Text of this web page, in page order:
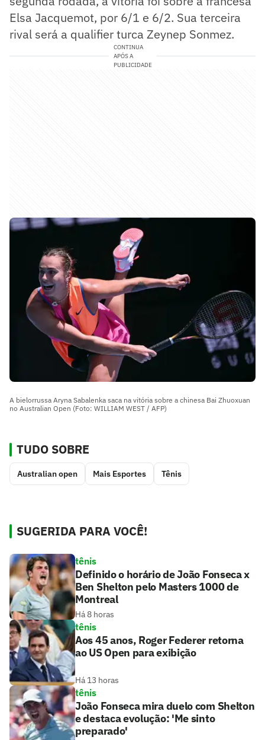
Elsa Jacquemot, por 6/1 e 6/2. Sua terceira
rival será a qualifier turca Zeynep Sonmez.
CONTINUA
APÓS A
PUBLICIDADE
A bielorrussa Aryna Sabalenka saca na vitória sobre a chinesa Bai Zhuoxuan
no Australian Open (Foto: WILLIAM WEST / AFP)
TUDO SOBRE
Australian open Mais Esportes Tênis
SUGERIDA PARA VOCÊ!
tênis
Definido o horário de João Fonseca x
Ben Shelton pelo Masters 1000 de
Montreal
Há 8 horas
tênis
Aos 45 anos, Roger Federer retorna
ao US Open para exibição
Há 13 horas
tênis
João Fonseca mira duelo com Shelton
e destaca evolução: 'Me sinto
preparado'